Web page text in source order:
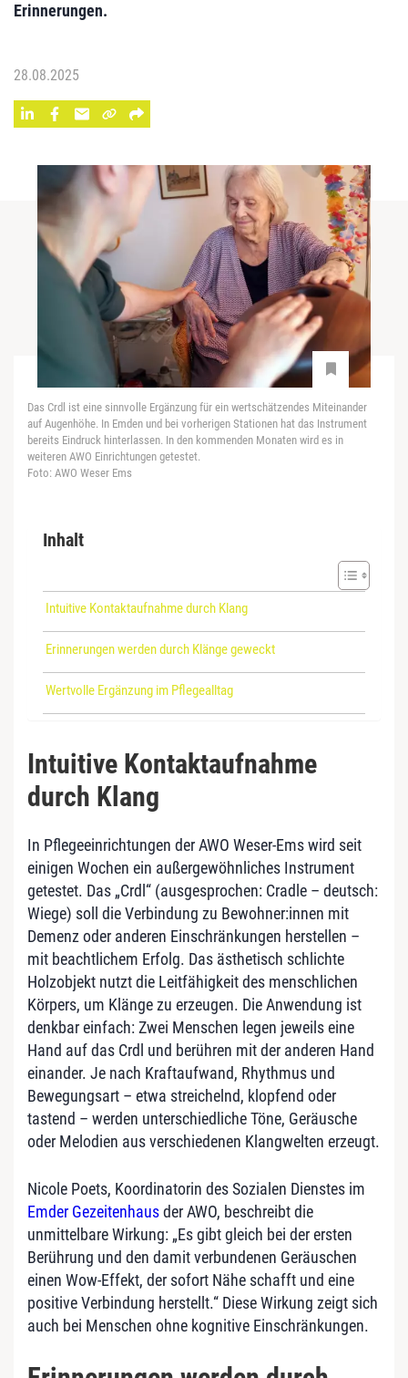
Erinnerungen.
28.08.2025
Das Crdl ist eine sinnvolle Ergänzung für ein wertschätzendes Miteinander
auf Augenhöhe. In Emden und bei vorherigen Stationen hat das Instrument
bereits Eindruck hinterlassen. In den kommenden Monaten wird es in
weiteren AWO Einrichtungen getestet.
Foto: AWO Weser Ems
Inhalt
Intuitive Kontaktaufnahme durch Klang
Erinnerungen werden durch Klänge geweckt
Wertvolle Ergänzung im Pflegealltag
Intuitive Kontaktaufnahme
durch Klang
In Pflegeeinrichtungen der AWO Weser-Ems wird seit
einigen Wochen ein außergewöhnliches Instrument
getestet. Das „Crdl“ (ausgesprochen: Cradle – deutsch:
Wiege) soll die Verbindung zu Bewohner:innen mit
Demenz oder anderen Einschränkungen herstellen –
mit beachtlichem Erfolg. Das ästhetisch schlichte
Holzobjekt nutzt die Leitfähigkeit des menschlichen
Körpers, um Klänge zu erzeugen. Die Anwendung ist
denkbar einfach: Zwei Menschen legen jeweils eine
Hand auf das Crdl und berühren mit der anderen Hand
einander. Je nach Kraftaufwand, Rhythmus und
Bewegungsart – etwa streichelnd, klopfend oder
tastend – werden unterschiedliche Töne, Geräusche
oder Melodien aus verschiedenen Klangwelten erzeugt.
Nicole Poets, Koordinatorin des Sozialen Dienstes im
Emder Gezeitenhausder AWO, beschreibt die
unmittelbare Wirkung: „Es gibt gleich bei der ersten
Berührung und den damit verbundenen Geräuschen
einen Wow-Effekt, der sofort Nähe schafft und eine
positive Verbindung herstellt.“ Diese Wirkung zeigt sich
auch bei Menschen ohne kognitive Einschränkungen.